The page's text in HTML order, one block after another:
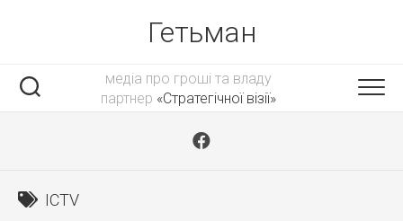
Гетьман
медіа про гроші та владу
партнер «Стратегічної візії»
ICTV